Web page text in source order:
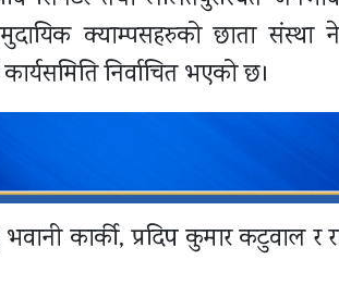
क्याम्पसहरुको छाता संस्था
निर्वाचित भएको छ।
कार्की, प्रदिप कुमार कटुवाल र